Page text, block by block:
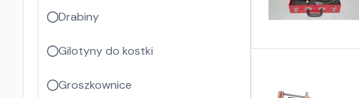
Drabiny
Gilotyny do kostki
Groszkownice